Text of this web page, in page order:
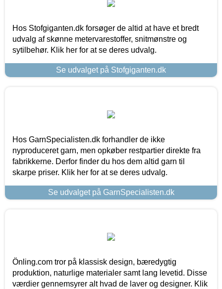
Hos Stofgiganten.dk forsøger de altid at have et bredt
udvalg af skønne metervarestoffer, snitmønstre og
sytilbehør. Klik her for at se deres udvalg.
Se udvalget på Stofgiganten.dk
Hos GarnSpecialisten.dk forhandler de ikke
nyproduceret garn, men opkøber restpartier direkte fra
fabrikkerne. Derfor finder du hos dem altid garn til
skarpe priser. Klik her for at se deres udvalg.
Se udvalget på GarnSpecialisten.dk
Önling.com tror på klassisk design, bæredygtig
produktion, naturlige materialer samt lang levetid. Disse
værdier gennemsyrer alt hvad de laver og designer. Klik